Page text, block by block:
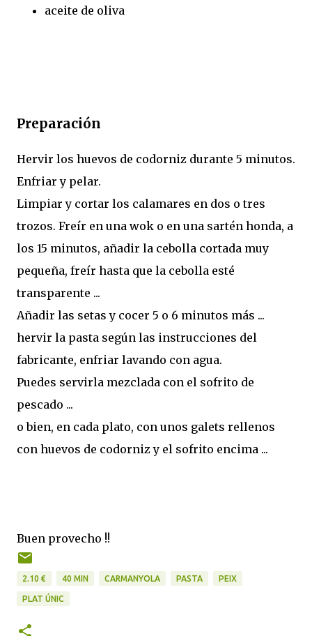
aceite de oliva
Preparación
Hervir los huevos de codorniz durante 5 minutos.
Enfriar y pelar.
Limpiar y cortar los calamares en dos o tres
trozos. Freír en una wok o en una sartén honda, a
los 15 minutos, añadir la cebolla cortada muy
pequeña, freír hasta que la cebolla esté
transparente ...
Añadir las setas y cocer 5 o 6 minutos más ...
hervir la pasta según las instrucciones del
fabricante, enfriar lavando con agua.
Puedes servirla mezclada con el sofrito de
pescado ...
o bien, en cada plato, con unos galets rellenos
con huevos de codorniz y el sofrito encima ...
Buen provecho !!
2.10 € 40 MIN CARMANYOLA PASTA PEIX
PLAT ÚNIC